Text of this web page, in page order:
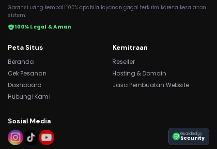
Garansi uang kembali 100% apabila layanan gagal terkirim karena kesalahan
sistem.
100% Legal & Aman
Peta Situs
Beranda
Cek Pesanan
Dashboard
Hubungi Kami
Kemitraan
Reseller
Hosting & Domain
Jasa Pembuatan Website
Sosial Media
Guarded by
Security